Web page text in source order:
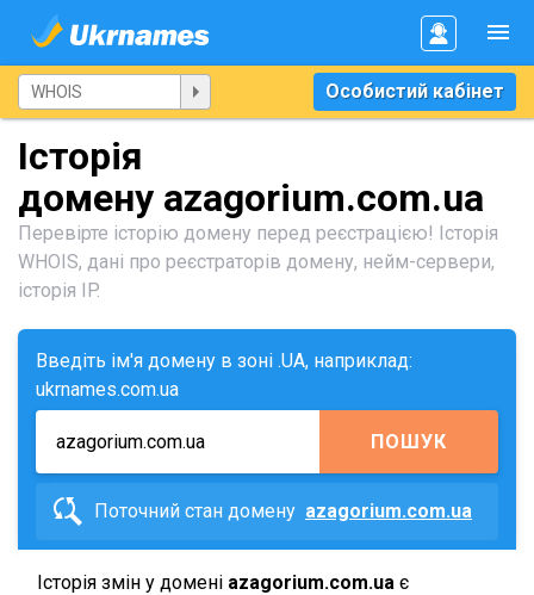
Особистий кабінет
Історія
домену azagorium.com.ua
Перевірте історію домену перед реєстрацією! Історія
WHOIS, дані про реєстраторів домену, нейм-сервери,
історія IP.
Введіть ім'я домену в зоні .UA, наприклад:
ukrnames.com.ua
ПОШУК
Поточний стан домену azagorium.com.ua
Історія змін у домені azagorium.com.ua є